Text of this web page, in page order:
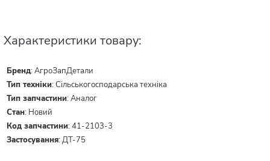
Характеристики товару:
Бренд:АгроЗапДетали
Тип техніки:Сільськогосподарська техніка
Тип запчастини:Аналог
Стан: Новий
Код запчастини:41-2103-3
Застосування:ДТ-75